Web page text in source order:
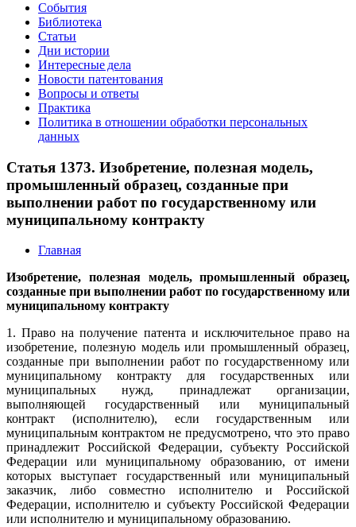
События
Библиотека
Статьи
Дни истории
Интересные дела
Новости патентования
Вопросы и ответы
Практика
Политика в отношении обработки персональных
данных
Статья 1373. Изобретение, полезная модель,
промышленный образец, созданные при
выполнении работ по государственному или
муниципальному контракту
Главная
Изобретение, полезная модель, промышленный образец,
созданные при выполнении работ по государственному или
муниципальному контракту
1. Право на получение патента и исключительное право на
изобретение, полезную модель или промышленный образец,
созданные при выполнении работ по государственному или
муниципальному контракту для государственных или
муниципальных нужд, принадлежат организации,
выполняющей государственный или муниципальный
контракт (исполнителю), если государственным или
муниципальным контрактом не предусмотрено, что это право
принадлежит Российской Федерации, субъекту Российской
Федерации или муниципальному образованию, от имени
которых выступает государственный или муниципальный
заказчик, либо совместно исполнителю и Российской
Федерации, исполнителю и субъекту Российской Федерации
или исполнителю и муниципальному образованию.